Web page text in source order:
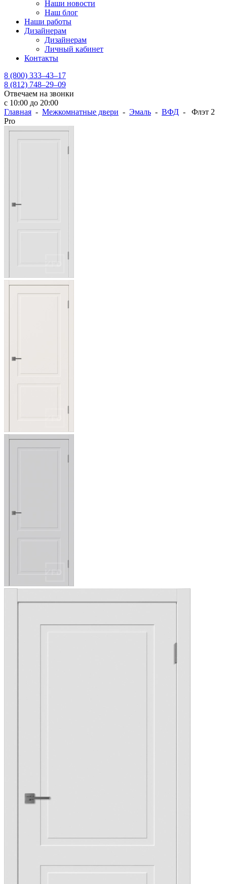
Наши новости
Наш блог
Наши работы
Дизайнерам
Дизайнерам
Личный кабинет
Контакты
8 (800) 333–43–17
8 (812) 748–29–09
Отвечаем на звонки
с 10:00 до 20:00
Главная - Межкомнатные двери - Эмаль - ВФД - Флэт 2
Pro